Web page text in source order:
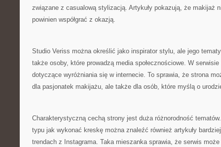
związane z casualową stylizacją. Artykuły pokazują, że makijaż
powinien współgrać z okazją.
Studio Veriss można określić jako inspirator stylu, ale jego
także osoby, które prowadzą media społecznościowe. W
dotyczące wyróżniania się w internecie. To sprawia, że strona
dla pasjonatek makijażu, ale także dla osób, które myślą o
Charakterystyczną cechą strony jest duża różnorodność
typu jak wykonać kreskę można znaleźć również artykuły
trendach z Instagrama. Taka mieszanka sprawia, że serwis